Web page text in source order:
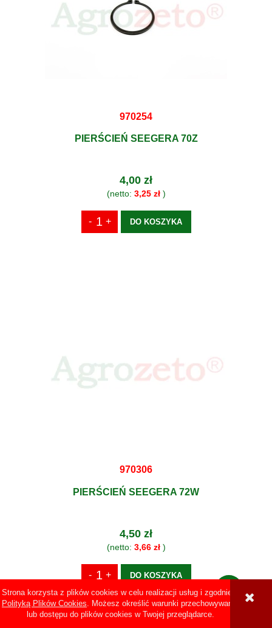
Strona korzysta z plików cookies w celu realizacji usług i zgodnie z
Polityką Plików Cookies. Możesz określić warunki przechowywania
lub dostępu do plików cookies w Twojej przeglądarce.
970254
PIERŚCIEŃ SEEGERA 70Z
4,00 zł
(netto: 3,25 zł)
DO KOSZYKA
970306
PIERŚCIEŃ SEEGERA 72W
4,50 zł
(netto: 3,66 zł)
DO KOSZYKA